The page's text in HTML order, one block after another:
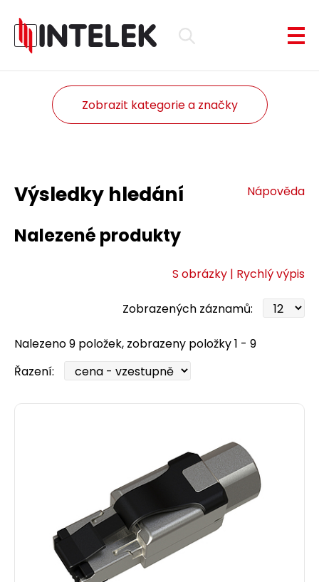
Zobrazit kategorie a značky
Výsledky hledání Nápověda
Nalezené produkty
S obrázky | Rychlý výpis
Zobrazených záznamů:
Nalezeno 9 položek, zobrazeny položky 1 - 9
Řazení: